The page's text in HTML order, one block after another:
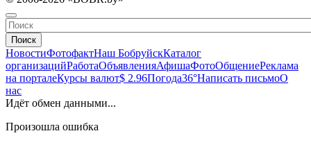
Поиск
НовостиФотофактНаш БобруйскКаталог
организацийРаботаОбъявленияАфишаФотоОбщениеРеклама
на порталеКурсы валют$ 2.96Погода36°Написать письмоО
нас
Идёт обмен данными...
Произошла ошибка